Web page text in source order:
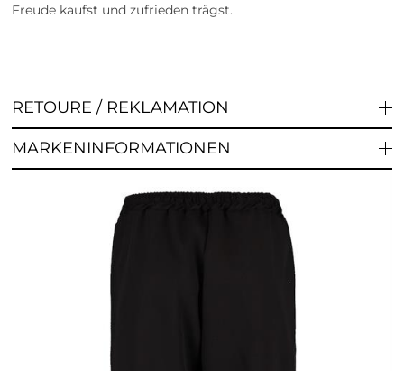
Freude kaufst und zufrieden trägst.
RETOURE / REKLAMATION
MARKENINFORMATIONEN